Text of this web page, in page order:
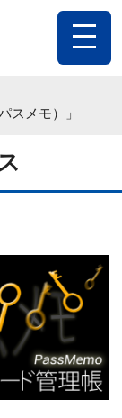
toggle
スメモ）」